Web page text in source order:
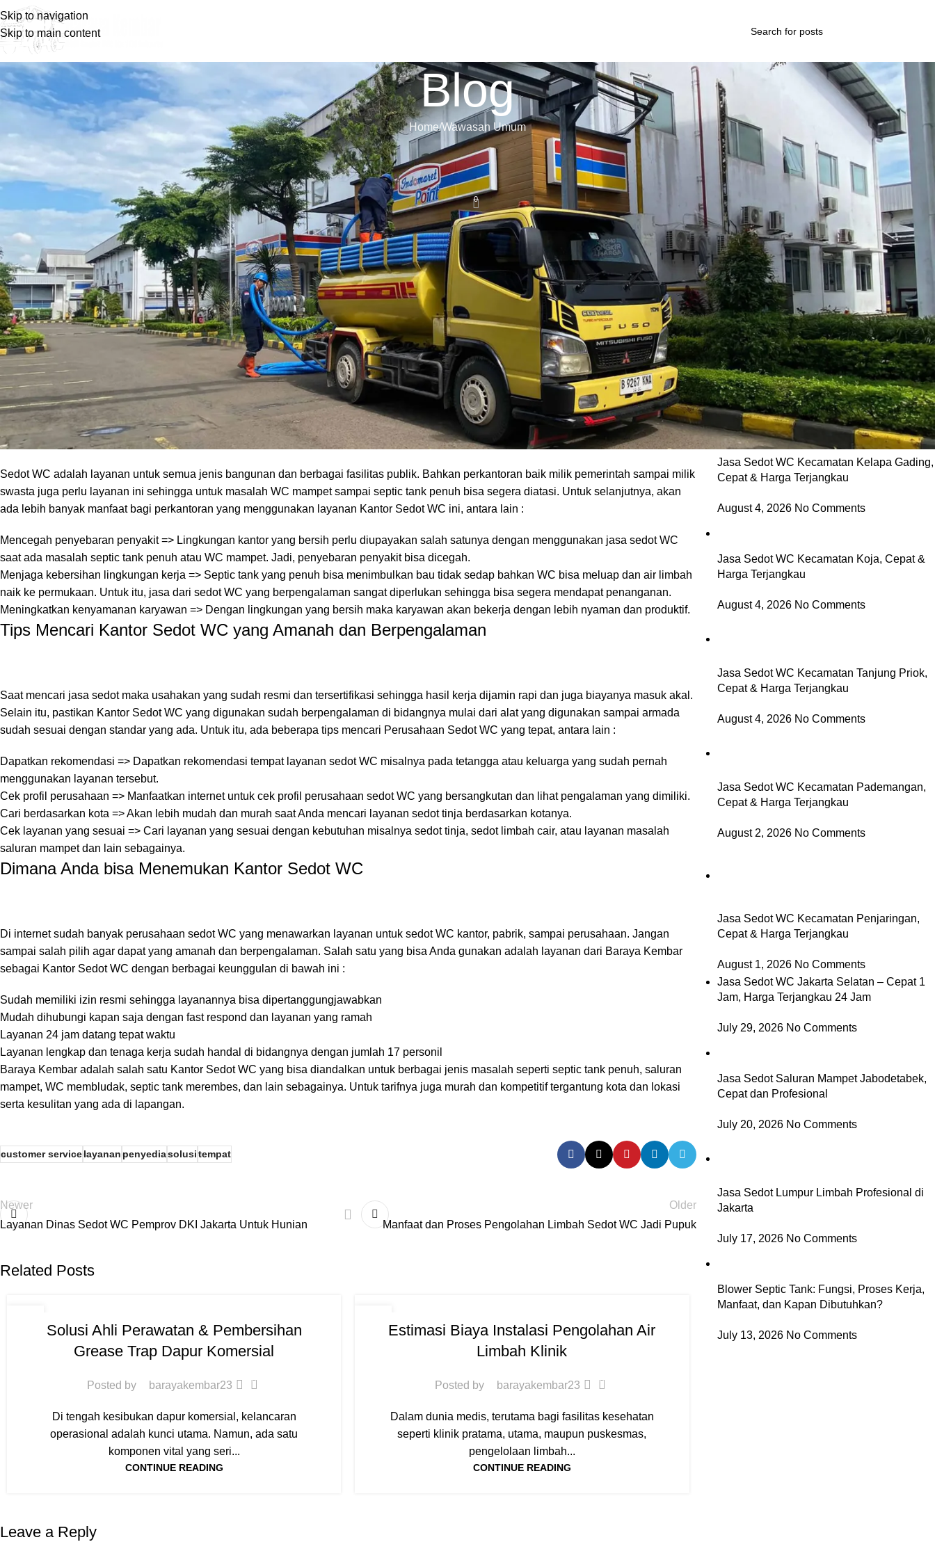
Skip to navigation
Skip to main content
Blog
Home Wawasan Umum
WAWASAN UMUM
Perusahaan Kantor Sedot WC Profesional dan Layanan Lengkap
Posted by barayakembar23On February 24, 2025 0
Bukan hanya rumah dan hunian saja yang butuh layanan dari jasa sedot WC resmi dan terpercaya. Pasalnya, layanan ini juga bisa
dimanfaatkan untuk berbagai jenis bangunan termasuk gedung perkantoran. Untuk itu, temukan
Kantor Sedot WC
yang sudah
berpengalaman agar mendapatkan layanan terbaik dan tentunya bukan tipu-tipu.
Jasa sedot WC yang digunakan untuk gedung perkantoran sendiri akan membawa berbagai manfaat. Salah satunya adalah memberkan citra
yang baik saat kantor dan perusahaan bersih, rapi, dan tidak jorok. Maka dari itu, perawatan septic tank dan toilet sangat diperlukan untuk
gedung-gedung tempat usaha termasuk perkantoran.
Manfaat Penggunaan Sedot WC untuk Perkantoran
Sedot WC adalah layanan untuk semua jenis bangunan dan berbagai fasilitas publik. Bahkan perkantoran baik milik pemerintah sampai milik
swasta juga perlu layanan ini sehingga untuk masalah WC mampet sampai septic tank penuh bisa segera diatasi. Untuk selanjutnya, akan
ada lebih banyak manfaat bagi perkantoran yang menggunakan layanan Kantor Sedot WC ini, antara lain :
Mencegah penyebaran penyakit => Lingkungan kantor yang bersih perlu diupayakan salah satunya dengan menggunakan jasa sedot WC
saat ada masalah septic tank penuh atau WC mampet. Jadi, penyebaran penyakit bisa dicegah.
Menjaga kebersihan lingkungan kerja => Septic tank yang penuh bisa menimbulkan bau tidak sedap bahkan WC bisa meluap dan air limbah
naik ke permukaan. Untuk itu, jasa dari sedot WC yang berpengalaman sangat diperlukan sehingga bisa segera mendapat penanganan.
Meningkatkan kenyamanan karyawan => Dengan lingkungan yang bersih maka karyawan akan bekerja dengan lebih nyaman dan produktif.
Tips Mencari Kantor Sedot WC yang Amanah dan Berpengalaman
Saat mencari jasa sedot maka usahakan yang sudah resmi dan tersertifikasi sehingga hasil kerja dijamin rapi dan juga biayanya masuk akal.
Selain itu, pastikan Kantor Sedot WC yang digunakan sudah berpengalaman di bidangnya mulai dari alat yang digunakan sampai armada
sudah sesuai dengan standar yang ada. Untuk itu, ada beberapa tips mencari Perusahaan Sedot WC yang tepat, antara lain :
Dapatkan rekomendasi => Dapatkan rekomendasi tempat layanan sedot WC misalnya pada tetangga atau keluarga yang sudah pernah
menggunakan layanan tersebut.
Cek profil perusahaan => Manfaatkan internet untuk cek profil perusahaan sedot WC yang bersangkutan dan lihat pengalaman yang dimiliki.
Cari berdasarkan kota => Akan lebih mudah dan murah saat Anda mencari layanan sedot tinja berdasarkan kotanya.
Cek layanan yang sesuai => Cari layanan yang sesuai dengan kebutuhan misalnya sedot tinja, sedot limbah cair, atau layanan masalah
saluran mampet dan lain sebagainya.
Dimana Anda bisa Menemukan Kantor Sedot WC
Di internet sudah banyak perusahaan sedot WC yang menawarkan layanan untuk sedot WC kantor, pabrik, sampai perusahaan. Jangan
sampai salah pilih agar dapat yang amanah dan berpengalaman. Salah satu yang bisa Anda gunakan adalah layanan dari Baraya Kembar
sebagai Kantor Sedot WC dengan berbagai keunggulan di bawah ini :
Sudah memiliki izin resmi sehingga layanannya bisa dipertanggungjawabkan
Mudah dihubungi kapan saja dengan fast respond dan layanan yang ramah
Layanan 24 jam datang tepat waktu
Layanan lengkap dan tenaga kerja sudah handal di bidangnya dengan jumlah 17 personil
Baraya Kembar adalah salah satu Kantor Sedot WC yang bisa diandalkan untuk berbagai jenis masalah seperti septic tank penuh, saluran
mampet, WC membludak, septic tank merembes, dan lain sebagainya. Untuk tarifnya juga murah dan kompetitif tergantung kota dan lokasi
serta kesulitan yang ada di lapangan.
customer servicelayananpenyediasolusitempat
Newer
Layanan Dinas Sedot WC Pemprov DKI Jakarta Untuk Hunian
Older
Manfaat dan Proses Pengolahan Limbah Sedot WC Jadi Pupuk
Related Posts
Solusi Ahli Perawatan & Pembersihan
Grease Trap Dapur Komersial
Posted by barayakembar23 0
Di tengah kesibukan dapur komersial, kelancaran
operasional adalah kunci utama. Namun, ada satu
komponen vital yang seri...
CONTINUE READING
Estimasi Biaya Instalasi Pengolahan Air
Limbah Klinik
Posted by barayakembar23 0
Dalam dunia medis, terutama bagi fasilitas kesehatan
seperti klinik pratama, utama, maupun puskesmas,
pengelolaan limbah...
CONTINUE READING
SEP
Panduan Aman Memastikan
Leave a Reply
Categories
Blog
Layanan Kami
Tips & Edukasi
Wawasan Umum
Recent Posts
Jasa Sedot WC Kecamatan Cilincing,
Cepat & Harga Terjangkau
August 4, 2026 No Comments
Jasa Sedot WC Kecamatan Kelapa Gading,
Cepat & Harga Terjangkau
August 4, 2026 No Comments
Jasa Sedot WC Kecamatan Koja, Cepat &
Harga Terjangkau
August 4, 2026 No Comments
Jasa Sedot WC Kecamatan Tanjung Priok,
Cepat & Harga Terjangkau
August 4, 2026 No Comments
Jasa Sedot WC Kecamatan Pademangan,
Cepat & Harga Terjangkau
August 2, 2026 No Comments
Jasa Sedot WC Kecamatan Penjaringan,
Cepat & Harga Terjangkau
August 1, 2026 No Comments
Jasa Sedot WC Jakarta Selatan – Cepat 1
Jam, Harga Terjangkau 24 Jam
July 29, 2026 No Comments
Jasa Sedot Saluran Mampet Jabodetabek,
Cepat dan Profesional
July 20, 2026 No Comments
Jasa Sedot Lumpur Limbah Profesional di
Jakarta
July 17, 2026 No Comments
Blower Septic Tank: Fungsi, Proses Kerja,
Manfaat, dan Kapan Dibutuhkan?
July 13, 2026 No Comments